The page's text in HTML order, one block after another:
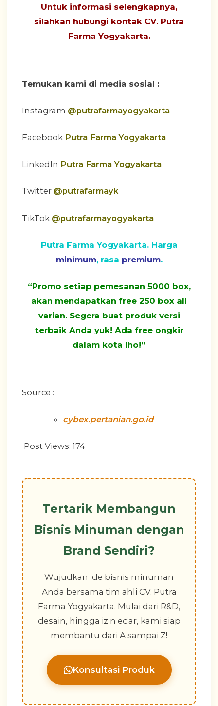
Untuk informasi selengkapnya,
silahkan hubungi kontak CV. Putra
Farma Yogyakarta.
Temukan kami di media sosial :
Instagram @putrafarmayogyakarta
Facebook Putra Farma Yogyakarta
LinkedIn Putra Farma Yogyakarta
Twitter @putrafarmayk
TikTok @putrafarmayogyakarta
Putra Farma Yogyakarta. Harga
minimum, rasa premium.
“Promo setiap pemesanan 5000 box,
akan mendapatkan free 250 box all
varian. Segera buat produk versi
terbaik Anda yuk! Ada free ongkir
dalam kota lho!”
Source :
cybex.pertanian.go.id
Post Views: 174
Tertarik Membangun
Bisnis Minuman dengan
Brand Sendiri?
Wujudkan ide bisnis minuman
Anda bersama tim ahli CV. Putra
Farma Yogyakarta. Mulai dari R&D,
desain, hingga izin edar, kami siap
membantu dari A sampai Z!
Konsultasi Produk